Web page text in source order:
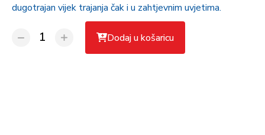
dugotrajan vijek trajanja čak i u zahtjevnim uvjetima.
Dodaj u košaricu